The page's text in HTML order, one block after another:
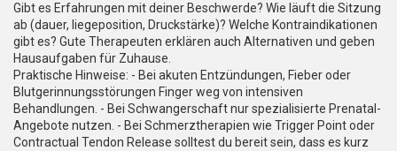
Gibt es Erfahrungen mit deiner Beschwerde? Wie läuft die Sitzung
ab (dauer, liegeposition, Druckstärke)? Welche Kontraindikationen
gibt es? Gute Therapeuten erklären auch Alternativen und geben
Hausaufgaben für Zuhause.
Praktische Hinweise: - Bei akuten Entzündungen, Fieber oder
Blutgerinnungsstörungen Finger weg von intensiven
Behandlungen. - Bei Schwangerschaft nur spezialisierte Prenatal-
Angebote nutzen. - Bei Schmerztherapien wie Trigger Point oder
Contractual Tendon Release solltest du bereit sein, dass es kurz